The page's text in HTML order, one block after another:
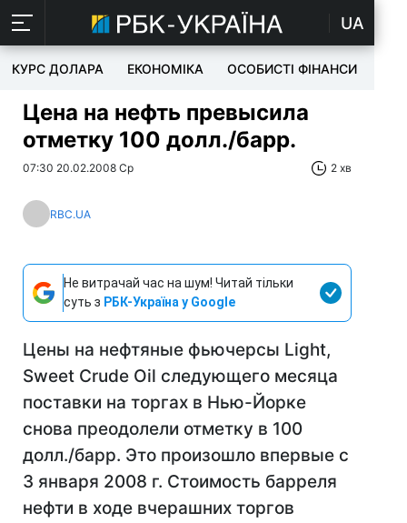
UA
КУРС ДОЛАРА ЕКОНОМІКА ОСОБИСТІ ФІНАНСИ
Цена на нефть превысила
отметку 100 долл./барр.
07:30 20.02.2008 Ср 2 хв
RBC.UA
Не витрачай час на шум! Читай тільки
суть з РБК-Україна у Google
Цены на нефтяные фьючерсы Light,
Sweet Crude Oil следующего месяца
поставки на торгах в Нью-Йорке
снова преодолели отметку в 100
долл./барр. Это произошло впервые с
3 января 2008 г. Стоимость барреля
нефти в ходе вчерашних торгов